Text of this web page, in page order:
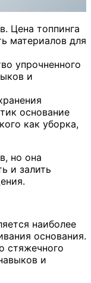
Цена топпинга
материалов для
упрочненного
и
основание
как уборка,
но она
и залить
наиболее
основания.
стяжечного
и